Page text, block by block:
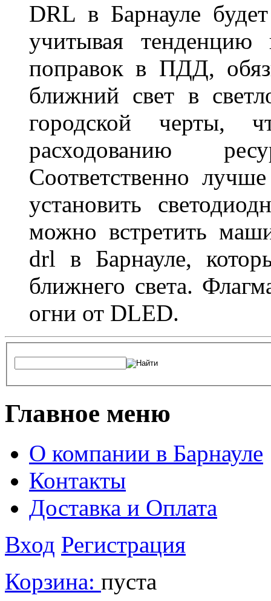
DRL в Барнауле
учитывая тенденцию
поправок в ПДД,
ближний свет в
городской черты,
расходованию
Соответственно
установить
можно встретить
drl в Барнауле,
ближнего света.
огни от DLED.
Главное меню
О компании в Барнауле
Контакты
Доставка и Оплата
Вход Регистрация
Корзина: пуста